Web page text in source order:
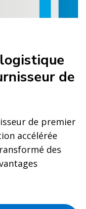
de
de premier
accélérée
des